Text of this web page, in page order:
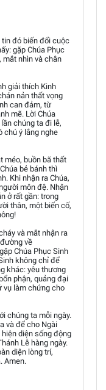
tin đó biến đổi cuộc
gặp Chúa Phục
mắt nhìn và chân
giải thích Kinh
nản thất vọng
can đảm, từ
mẽ. Lời Chúa
chúng ta đi lễ,
chú ý lắng nghe
méo, buồn bã thất
bẻ bánh thì
Khi nhận ra Chúa,
môn đệ. Nhận
ở rất gần: trong
thân, một biến cố,
và mắt nhận ra
về
Chúa Phục Sinh
không chỉ để
khác: yêu thương
phận, quảng đại
vụ làm chứng cho
chúng ta mỗi ngày.
và để cho Ngài
diện sống động
Lễ hàng ngày.
diện lòng trí,
Amen.